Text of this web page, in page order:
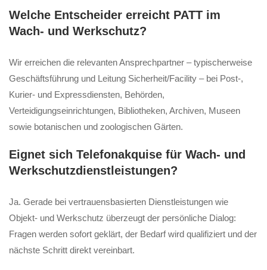
Welche Entscheider erreicht PATT im
Wach- und Werkschutz?
Wir erreichen die relevanten Ansprechpartner – typischerweise
Geschäftsführung und Leitung Sicherheit/Facility – bei Post-,
Kurier- und Expressdiensten, Behörden,
Verteidigungseinrichtungen, Bibliotheken, Archiven, Museen
sowie botanischen und zoologischen Gärten.
Eignet sich Telefonakquise für Wach- und
Werkschutzdienstleistungen?
Ja. Gerade bei vertrauensbasierten Dienstleistungen wie
Objekt- und Werkschutz überzeugt der persönliche Dialog:
Fragen werden sofort geklärt, der Bedarf wird qualifiziert und der
nächste Schritt direkt vereinbart.